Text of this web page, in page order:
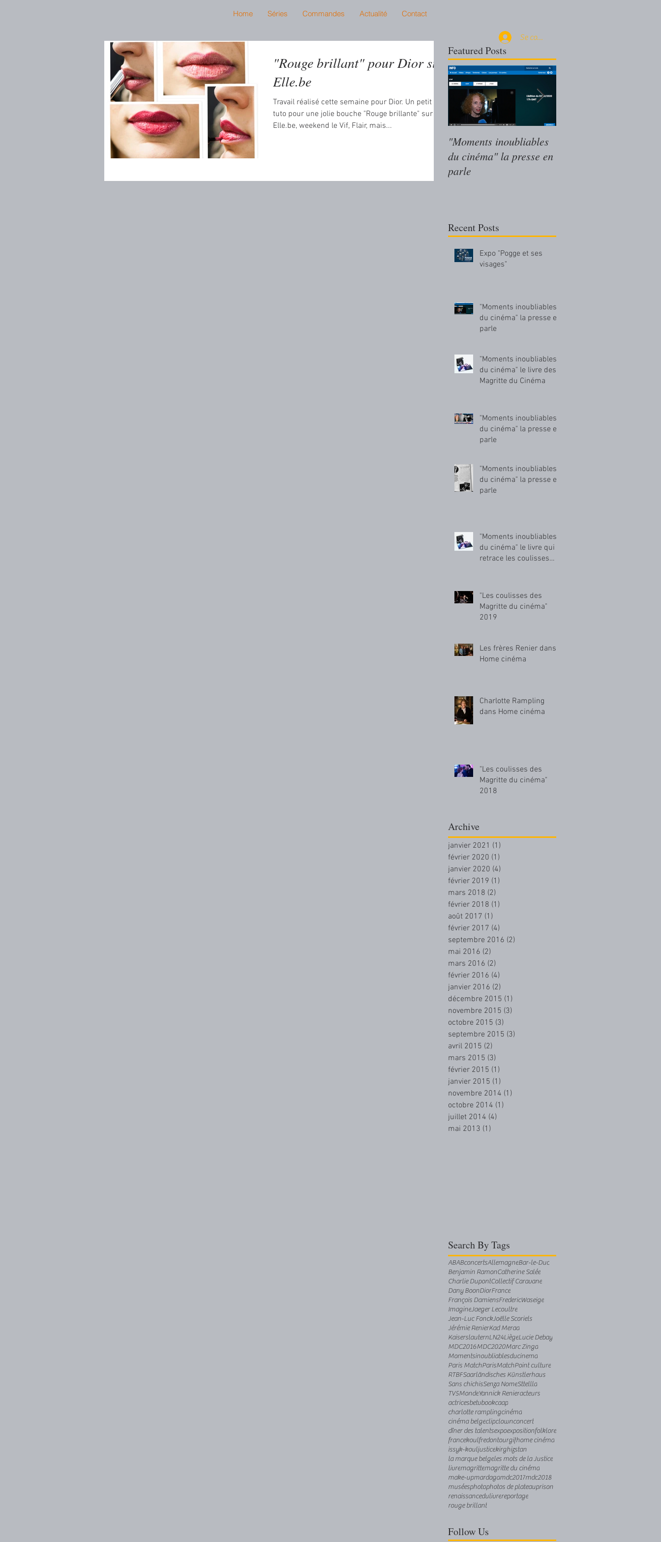
Home Séries Commandes Actualité Contact
Se connecter
"Rouge brillant" pour Dior sur
Elle.be
Travail réalisé cette semaine pour Dior. Un petit
tuto pour une jolie bouche "Rouge brillante" sur
Elle.be, weekend le Vif, Flair, mais...
Featured Posts
"Moments inoubliables
du cinéma" la presse en
parle
Recent Posts
Expo "Pogge et ses
visages"
"Moments inoubliables
du cinéma" la presse en
parle
"Moments inoubliables
du cinéma" le livre des
Magritte du Cinéma
"Moments inoubliables
du cinéma" la presse en
parle
"Moments inoubliables
du cinéma" la presse en
parle
"Moments inoubliables
du cinéma" le livre qui
retrace les coulisses
"Les coulisses des
Magritte du cinéma"
2019
Les frères Renier dans
Home cinéma
Charlotte Rampling
dans Home cinéma
"Les coulisses des
Magritte du cinéma"
2018
Archive
janvier 2021 (1)
février 2020 (1)
janvier 2020 (4)
février 2019 (1)
mars 2018 (2)
février 2018 (1)
août 2017 (1)
février 2017 (4)
septembre 2016 (2)
mai 2016 (2)
mars 2016 (2)
février 2016 (4)
janvier 2016 (2)
décembre 2015 (1)
novembre 2015 (3)
octobre 2015 (3)
septembre 2015 (3)
avril 2015 (2)
mars 2015 (3)
février 2015 (1)
janvier 2015 (1)
novembre 2014 (1)
octobre 2014 (1)
juillet 2014 (4)
mai 2013 (1)
Search By Tags
ABABconcertsAllemagneBar-le-Duc
Benjamin RamonCatherine Salée
Charlie DupontCollectif Caravane
Dany BoonDiorFrance
François DamiensFredericWaseige
ImagineJaeger Lecoultre
Jean-Luc FonckJoëlle Scoriels
Jérémie RenierKad Merad
KaiserslauternLN24LiègeLucie Debay
MDC2016MDC2020Marc Zinga
Momentsinoubliablesducinema
Paris MatchParisMatchPoint culture
RTBFSaarländisches Künstlerhaus
Sans chichisSenza NomeSttellla
TV5MondeYannick Renieracteurs
actricesbetvbookcaap
charlotte ramplingcinéma
cinéma belgeclipclownconcert
dîner des talentsexpoexpositionfolklore
francekoulfredontourgifhome cinéma
issyk-kouljusticekirghizstan
la marque belgeles mots de la Justice
livremagrittemagritte du cinéma
make-upmardagamdc2017mdc2018
muséesphotophotos de plateauprison
renaissancedulivrereportage
rouge brillant
Follow Us